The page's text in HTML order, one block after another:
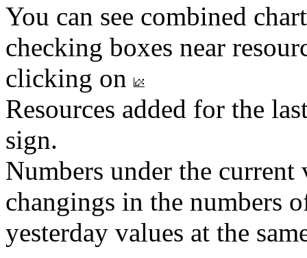
You can see combined
checking boxes near
clicking on
Resources added for the
sign.
Numbers under the
changings in the numbers
yesterday values at the